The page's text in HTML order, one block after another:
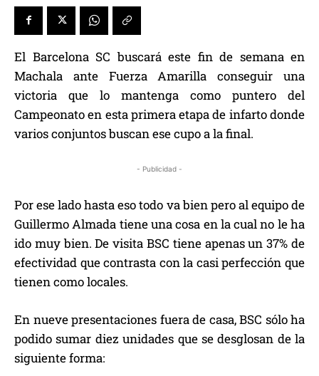
El Barcelona SC buscará este fin de semana en
Machala ante Fuerza Amarilla conseguir una
victoria que lo mantenga como puntero del
Campeonato en esta primera etapa de infarto donde
varios conjuntos buscan ese cupo a la final.
- Publicidad -
Por ese lado hasta eso todo va bien pero al equipo de
Guillermo Almada tiene una cosa en la cual no le ha
ido muy bien. De visita BSC tiene apenas un 37% de
efectividad que contrasta con la casi perfección que
tienen como locales.
En nueve presentaciones fuera de casa, BSC sólo ha
podido sumar diez unidades que se desglosan de la
siguiente forma: